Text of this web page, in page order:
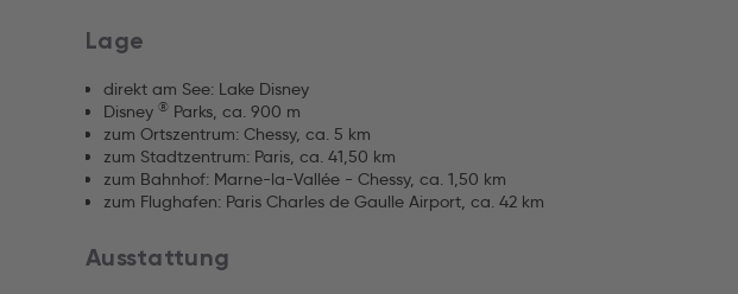
Lage
direkt am See: Lake Disney
Disney ® Parks, ca. 900 m
zum Ortszentrum: Chessy, ca. 5 km
zum Stadtzentrum: Paris, ca. 41,50 km
zum Bahnhof: Marne-la-Vallée - Chessy, ca. 1,50 km
zum Flughafen: Paris Charles de Gaulle Airport, ca. 42 km
Ausstattung